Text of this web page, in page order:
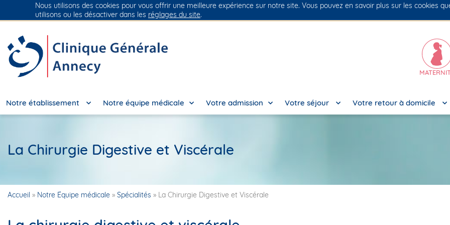
Groupe Vivalto Santé Entre nous, la vie
Notre établissement Notre équipe médicale Votre admission Votre séjour Votre retour à domicile
La Chirurgie Digestive et Viscérale
Accueil » Notre Équipe médicale » Spécialités » La Chirurgie Digestive et Viscérale
Nous utilisons des cookies pour vous offrir une meilleure expérience sur notre site. Vous pouvez en savoir plus sur les cookies
utilisons ou les désactiver dans les réglages du site.